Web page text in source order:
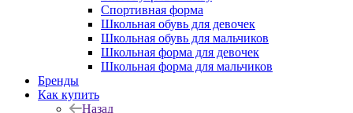
Спортивная форма
Школьная обувь для девочек
Школьная обувь для мальчиков
Школьная форма для девочек
Школьная форма для мальчиков
Бренды
Как купить
Назад